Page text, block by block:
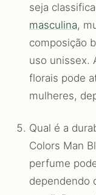
seja
masculina,
composição
uso unissex.
florais pode
mulheres,
Qual é a
Colors Man
perfume
dependendo